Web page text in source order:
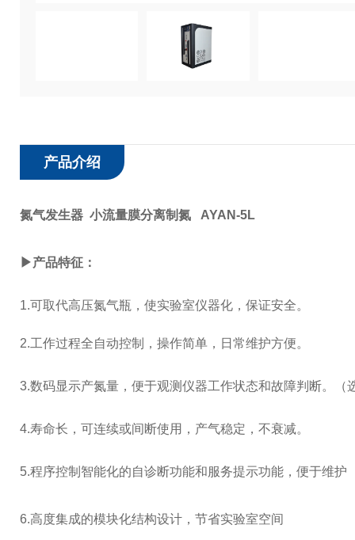
产品介绍
氮气发生器 小流量膜分离制氮 AYAN-5L
▶产品特征：
1.可取代高压氮气瓶，使实验室仪器化，保证安全。
2.工作过程全自动控制，操作简单，日常维护方便。
3.数码显示产氮量，便于观测仪器工作状态和故障判断。（
4.寿命长，可连续或间断使用，产气稳定，不衰减。
5.程序控制智能化的自诊断功能和服务提示功能，便于维护
6.高度集成的模块化结构设计，节省实验室空间